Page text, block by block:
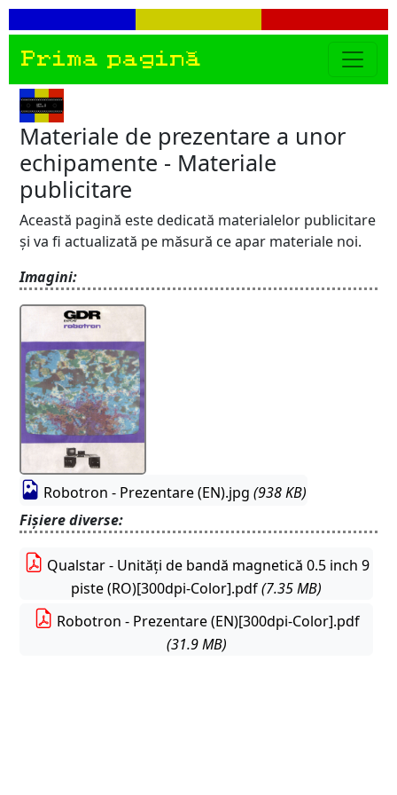
Prima pagină
Materiale de prezentare a unor
echipamente - Materiale
publicitare
Această pagină este dedicată materialelor publicitare
și va fi actualizată pe măsură ce apar materiale noi.
Imagini:
Robotron - Prezentare (EN).jpg (938 KB)
Fișiere diverse:
Qualstar - Unități de bandă magnetică 0.5 inch 9
piste (RO)[300dpi-Color].pdf(7.35 MB)
Robotron - Prezentare (EN)[300dpi-Color].pdf
(31.9 MB)